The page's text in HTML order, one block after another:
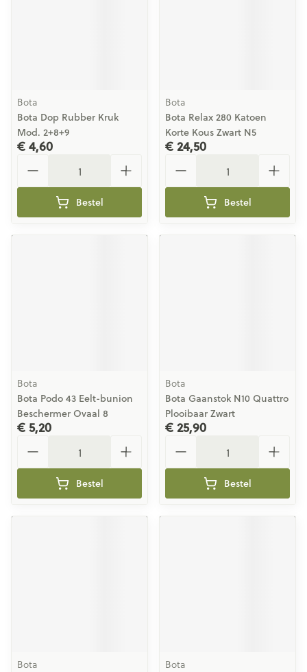
Bota
Bota Dop Rubber Kruk
Mod. 2+8+9
€ 4,60
Bestel
Bota
Bota Relax 280 Katoen
Korte Kous Zwart N5
€ 24,50
Bestel
Bota
Bota Podo 43 Eelt-bunion
Beschermer Ovaal 8
€ 5,20
Bestel
Bota
Bota Gaanstok N10 Quattro
Plooibaar Zwart
€ 25,90
Bestel
Bota Bota